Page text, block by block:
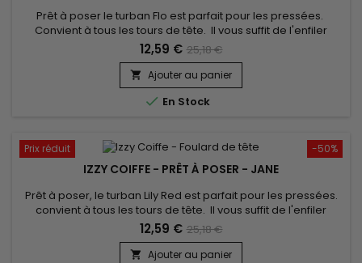
Prêt à poser le turban Flo est parfait pour les pressées.
Convient à tous les tours de tête. Il vous suffit de l'enfiler
comme un bonnet classique pour booster votre style !
confort inégalé et un très beau rendu. Vendu avec son bijou
pour un look élégant.
12,59 € 25,18 €
 Ajouter au panier
 En Stock
-50%
Prix réduit
IZZY COIFFE - PRÊT À POSER - JANE
Prêt à poser, le turban Lily Red est parfait pour les pressées.
convient à tous les tours de tête. Il vous suffit de l'enfiler
comme un bonnet classique pour booster votre style !
confort inégalé et un très beau rendu. Vendu avec son bijou
pour un look élégant.
12,59 € 25,18 €
 Ajouter au panier